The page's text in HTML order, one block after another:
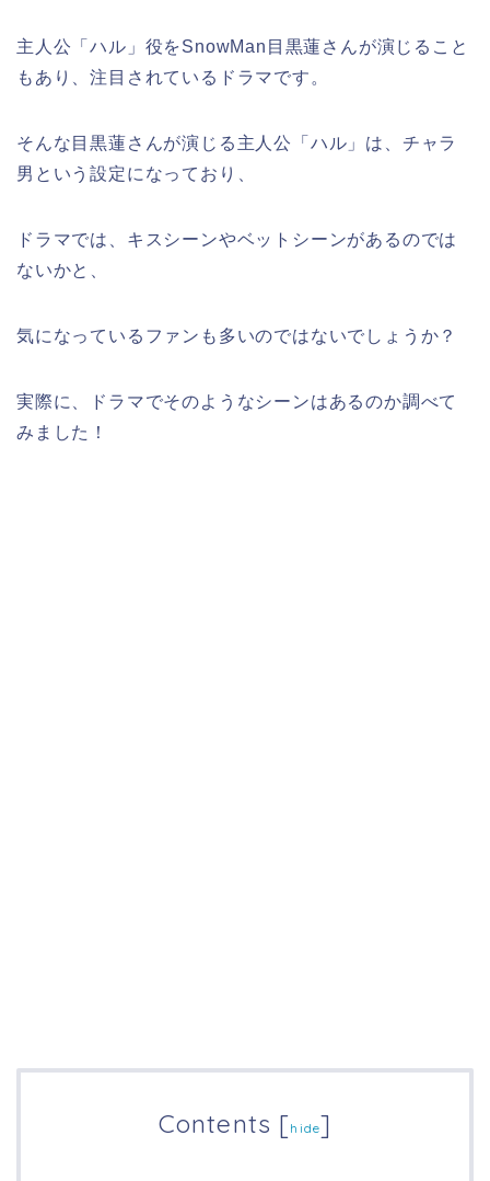
主人公「ハル」役をSnowMan目黒蓮さんが演じること
もあり、注目されているドラマです。
そんな目黒蓮さんが演じる主人公「ハル」は、チャラ
男という設定になっており、
ドラマでは、キスシーンやベットシーンがあるのでは
ないかと、
気になっているファンも多いのではないでしょうか？
実際に、ドラマでそのようなシーンはあるのか調べて
みました！
Contents [hide]